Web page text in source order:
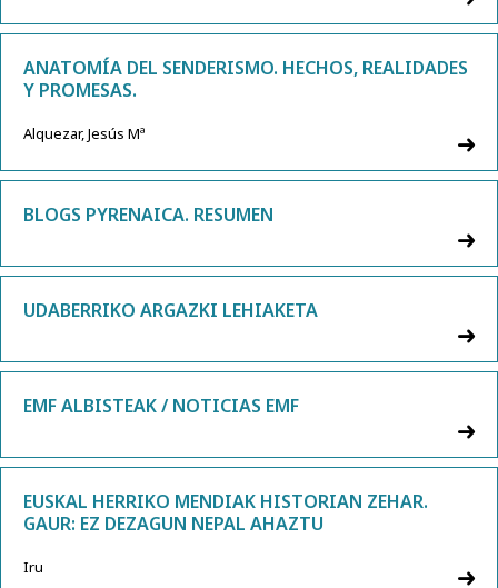
ANATOMÍA DEL SENDERISMO. HECHOS, REALIDADES
Y PROMESAS.
Alquezar, Jesús Mª
BLOGS PYRENAICA. RESUMEN
UDABERRIKO ARGAZKI LEHIAKETA
EMF ALBISTEAK / NOTICIAS EMF
EUSKAL HERRIKO MENDIAK HISTORIAN ZEHAR.
GAUR: EZ DEZAGUN NEPAL AHAZTU
Iru